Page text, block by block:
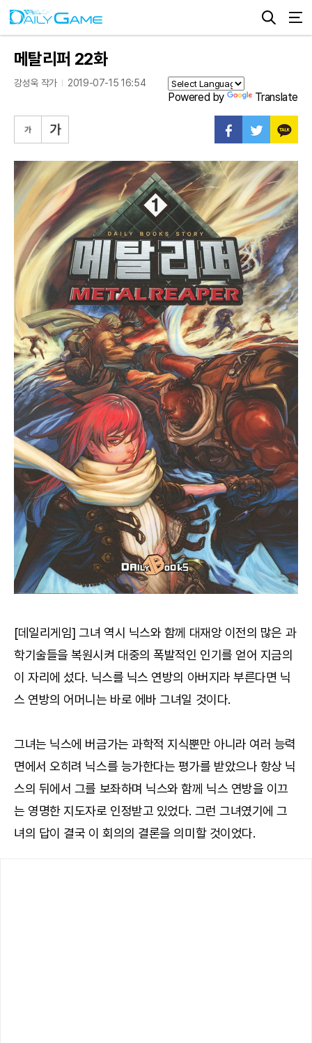
메탈리퍼 22화
강성욱 작가 2019-07-15 16:54
Powered by Translate
[데일리게임] 그녀 역시 닉스와 함께 대재앙 이전의 많은 과
학기술들을 복원시켜 대중의 폭발적인 인기를 얻어 지금의
이 자리에 섰다. 닉스를 닉스 연방의 아버지라 부른다면 닉
스 연방의 어머니는 바로 에바 그녀일 것이다.
그녀는 닉스에 버금가는 과학적 지식뿐만 아니라 여러 능력
면에서 오히려 닉스를 능가한다는 평가를 받았으나 항상 닉
스의 뒤에서 그를 보좌하며 닉스와 함께 닉스 연방을 이끄
는 영명한 지도자로 인정받고 있었다. 그런 그녀였기에 그
녀의 답이 결국 이 회의의 결론을 의미할 것이었다.